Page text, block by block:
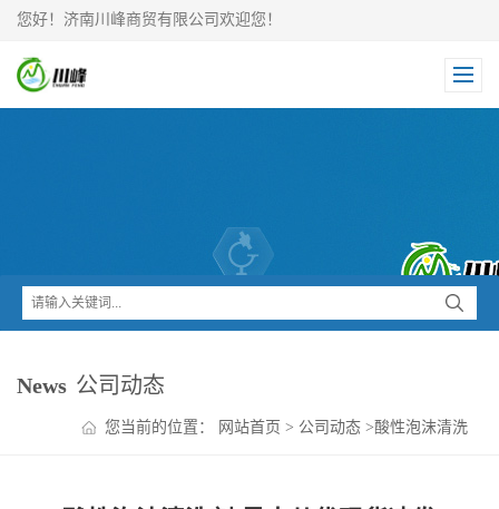
您好！济南川峰商贸有限公司欢迎您！
News 公司动态
您当前的位置： 网站首页 > 公司动态 >酸性泡沫清洗